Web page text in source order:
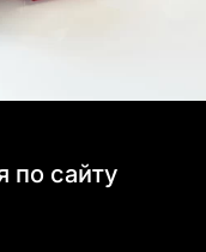
по сайту